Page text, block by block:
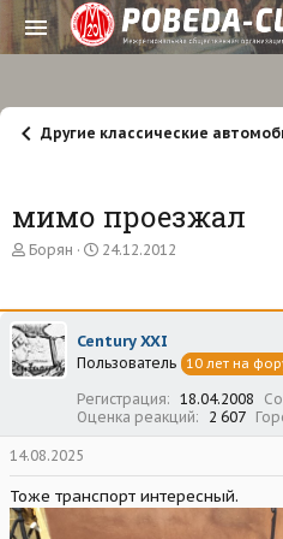
Другие классические
мимо проезжал
А
о
р
т
е
Борян
Д
а
а
ч
л
а
24.12.2012
Century XXI
Пользователь 10 лет на
Регистрация 18.04.2008
Оценка реакций
2 607
14.08.2025
Тоже транспорт интересный.